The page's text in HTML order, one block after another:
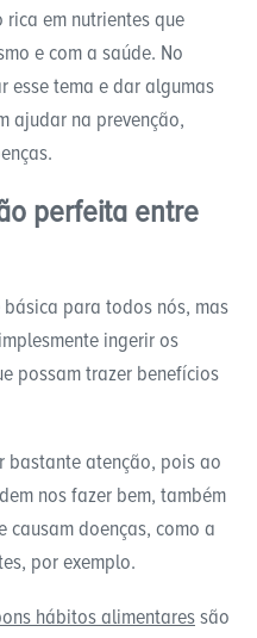
em nutrientes que
e com a saúde. No
esse tema e dar algumas
ajudar na prevenção,
perfeita entre
para todos nós, mas
ingerir os
possam trazer benefícios
bastante atenção, pois ao
nos fazer bem, também
causam doenças, como a
por exemplo.
hábitos alimentaressão